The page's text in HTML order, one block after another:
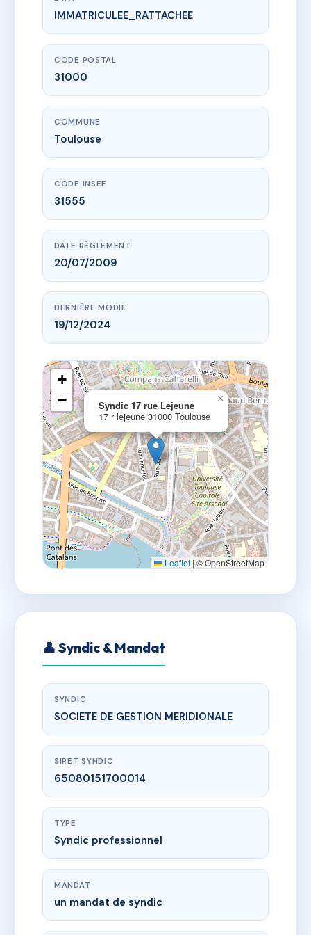
www.vme.plus/AC6389571
Syndic 17 rue Lejeune
17 r lejeune31000 Toulouse
IMMATRICULEE_RATTACHEE
CODE POSTAL
31000
COMMUNE
Toulouse
CODE INSEE
31555
DATE RÈGLEMENT
20/07/2009
DERNIÈRE MODIF.
19/12/2024
Syndic 17 rue Lejeune
17 r lejeune 31000 Toulouse
×
+
−
Leaflet | © OpenStreetMap
👤 Syndic & Mandat
SYNDIC
SOCIETE DE GESTION MERIDIONALE
SIRET SYNDIC
65080151700014
TYPE
Syndic professionnel
MANDAT
un mandat de syndic